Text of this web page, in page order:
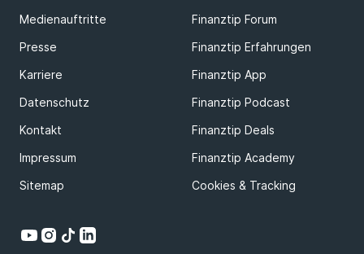
Medienauftritte
Finanztip Forum
Presse
Finanztip Erfahrungen
Karriere
Finanztip App
Datenschutz
Finanztip Podcast
Kontakt
Finanztip Deals
Impressum
Finanztip Academy
Sitemap
Cookies & Tracking